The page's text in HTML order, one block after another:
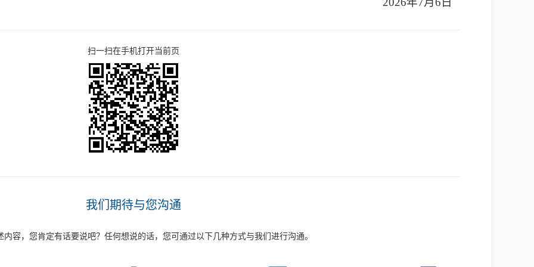
扫一扫在手机打开当前页
我们期待与您沟通
内容，您肯定有话要说吧？任何想说的话，您可通过以下几种方式与我们进行沟通。